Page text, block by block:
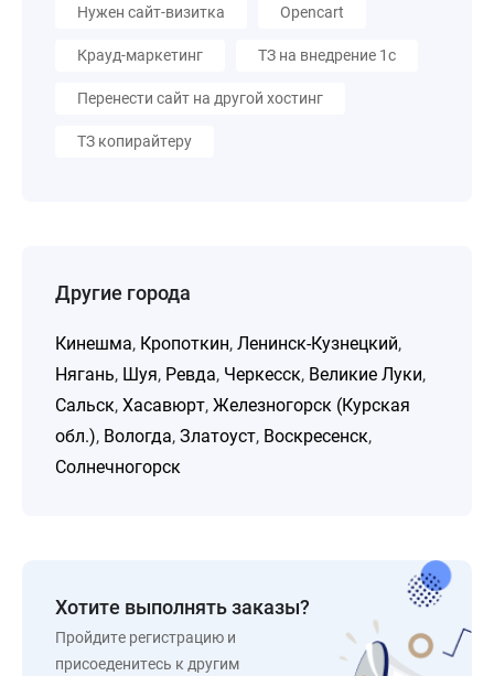
Нужен сайт-визитка Opencart
Крауд-маркетинг ТЗ на внедрение 1с
Перенести сайт на другой хостинг
ТЗ копирайтеру
Другие города
Кинешма, Кропоткин, Ленинск-Кузнецкий,
Нягань, Шуя, Ревда, Черкесск, Великие Луки,
Сальск, Хасавюрт, Железногорск (Курская
обл.), Вологда, Златоуст, Воскресенск,
Солнечногорск
Хотите выполнять заказы?
Пройдите регистрацию и
присоеденитесь к другим